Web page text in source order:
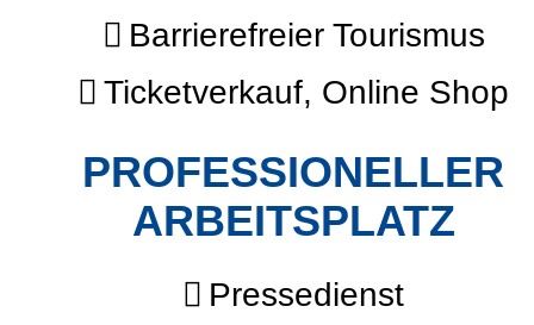
Barrierefreier Tourismus
Ticketverkauf, Online Shop
PROFESSIONELLER
ARBEITSPLATZ
Pressedienst